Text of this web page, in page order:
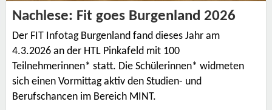
Nachlese: Fit goes Burgenland 2026
Der FIT Infotag Burgenland fand dieses Jahr am
4.3.2026 an der HTL Pinkafeld mit 100
Teilnehmerinnen* statt. Die Schülerinnen* widmeten
sich einen Vormittag aktiv den Studien- und
Berufschancen im Bereich MINT.